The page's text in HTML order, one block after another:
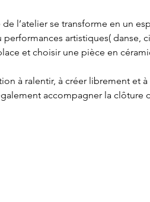
l’atelier se transforme en un
artistiques( danse,
et choisir une pièce en
à ralentir, à créer librement et
accompagner la